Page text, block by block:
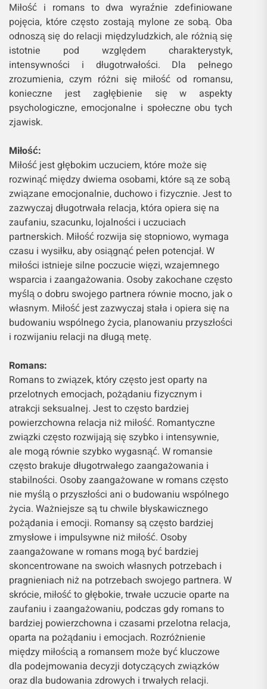
Miłość i romans to dwa wyraźnie zdefiniowane
pojęcia, które często zostają mylone ze sobą. Oba
odnoszą się do relacji międzyludzkich, ale różnią się
istotnie pod względem charakterystyk,
intensywności i długotrwałości. Dla pełnego
zrozumienia, czym różni się miłość od romansu,
konieczne jest zagłębienie się w aspekty
psychologiczne, emocjonalne i społeczne obu tych
zjawisk.
Miłość:
Miłość jest głębokim uczuciem, które może się
rozwinąć między dwiema osobami, które są ze sobą
związane emocjonalnie, duchowo i fizycznie. Jest to
zazwyczaj długotrwała relacja, która opiera się na
zaufaniu, szacunku, lojalności i uczuciach
partnerskich. Miłość rozwija się stopniowo, wymaga
czasu i wysiłku, aby osiągnąć pełen potencjał. W
miłości istnieje silne poczucie więzi, wzajemnego
wsparcia i zaangażowania. Osoby zakochane często
myślą o dobru swojego partnera równie mocno, jak o
własnym. Miłość jest zazwyczaj stała i opiera się na
budowaniu wspólnego życia, planowaniu przyszłości
i rozwijaniu relacji na długą metę.
Romans:
Romans to związek, który często jest oparty na
przelotnych emocjach, pożądaniu fizycznym i
atrakcji seksualnej. Jest to często bardziej
powierzchowna relacja niż miłość. Romantyczne
związki często rozwijają się szybko i intensywnie,
ale mogą równie szybko wygasnąć. W romansie
często brakuje długotrwałego zaangażowania i
stabilności. Osoby zaangażowane w romans często
nie myślą o przyszłości ani o budowaniu wspólnego
życia. Ważniejsze są tu chwile błyskawicznego
pożądania i emocji. Romansy są często bardziej
zmysłowe i impulsywne niż miłość. Osoby
zaangażowane w romans mogą być bardziej
skoncentrowane na swoich własnych potrzebach i
pragnieniach niż na potrzebach swojego partnera. W
skrócie, miłość to głębokie, trwałe uczucie oparte na
zaufaniu i zaangażowaniu, podczas gdy romans to
bardziej powierzchowna i czasami przelotna relacja,
oparta na pożądaniu i emocjach. Rozróżnienie
między miłością a romansem może być kluczowe
dla podejmowania decyzji dotyczących związków
oraz dla budowania zdrowych i trwałych relacji.